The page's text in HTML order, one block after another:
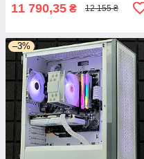
11 790,35 ₴ 12 155 ₴
–3%